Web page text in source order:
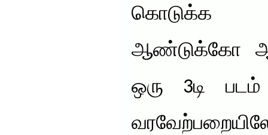
கொடுக்க
ஆண்டுக்கோ
ஒரு 3டி